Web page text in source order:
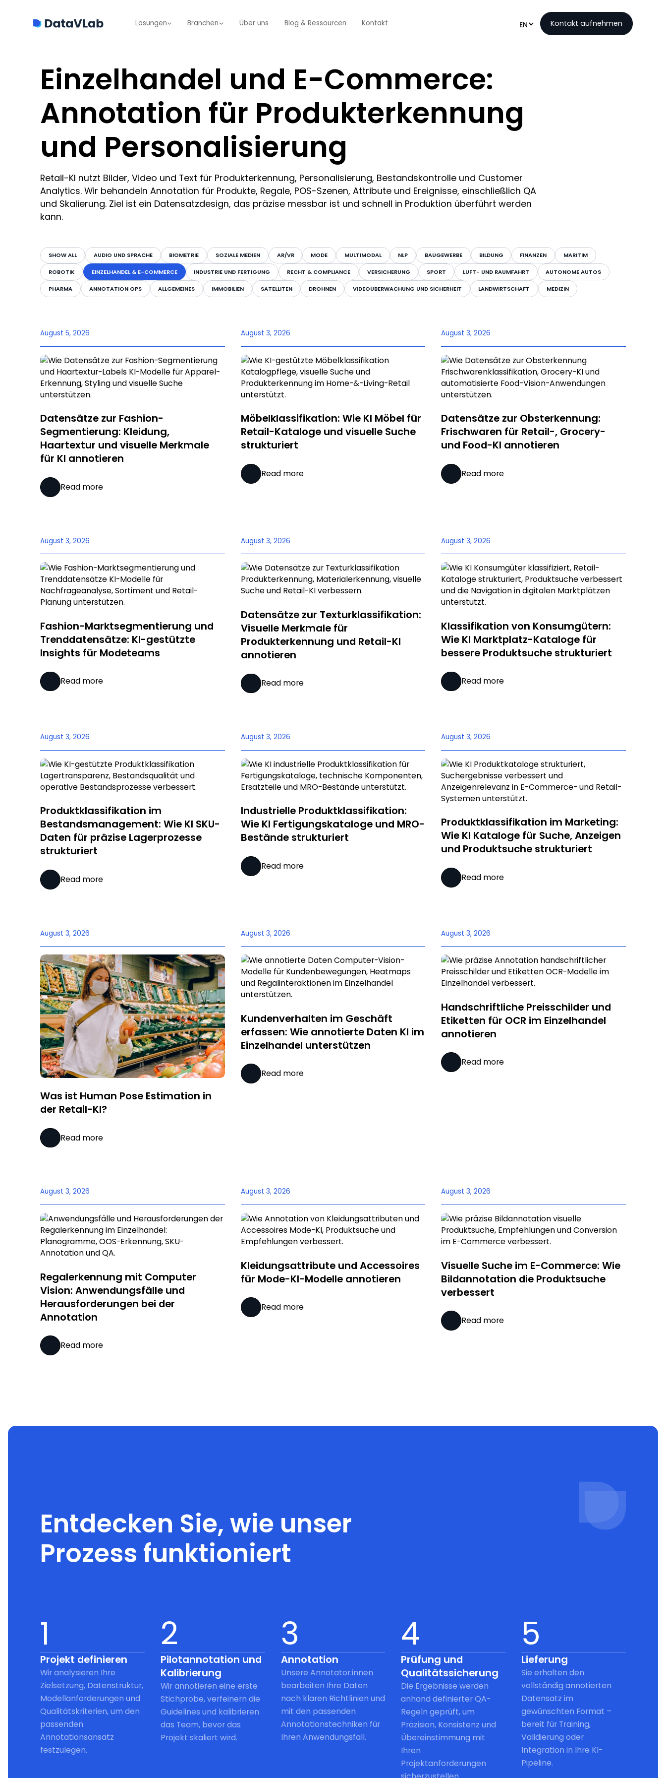
Lösungen Branchen Über uns Blog & Ressourcen Kontakt EN Kontakt aufnehmen
Einzelhandel und E-Commerce:
Annotation für Produkterkennung
und Personalisierung
Retail-KI nutzt Bilder, Video und Text für Produkterkennung, Personalisierung, Bestandskontrolle und Customer
Analytics. Wir behandeln Annotation für Produkte, Regale, POS-Szenen, Attribute und Ereignisse, einschließlich QA
und Skalierung. Ziel ist ein Datensatzdesign, das präzise messbar ist und schnell in Produktion überführt werden
kann.
SHOW ALL AUDIO UND SPRACHE BIOMETRIE SOZIALE MEDIEN AR/VR MODE MULTIMODAL NLP BAUGEWERBE BILDUNG FINANZEN MARITIM
ROBOTIK EINZELHANDEL & E-COMMERCE INDUSTRIE UND FERTIGUNG RECHT & COMPLIANCE VERSICHERUNG SPORT LUFT- UND RAUMFAHRT AUTONOME AUTOS
PHARMA ANNOTATION OPS ALLGEMEINES IMMOBILIEN SATELLITEN DROHNEN VIDEOÜBERWACHUNG UND SICHERHEIT LANDWIRTSCHAFT MEDIZIN
August 5, 2026
Datensätze zur Fashion-
Segmentierung: Kleidung,
Haartextur und visuelle Merkmale
für KI annotieren
Read more
August 3, 2026
Möbelklassifikation: Wie KI Möbel für
Retail-Kataloge und visuelle Suche
strukturiert
Read more
August 3, 2026
Datensätze zur Obsterkennung:
Frischwaren für Retail-, Grocery-
und Food-KI annotieren
Read more
August 3, 2026
Fashion-Marktsegmentierung und
Trenddatensätze: KI-gestützte
Insights für Modeteams
Read more
August 3, 2026
Datensätze zur Texturklassifikation:
Visuelle Merkmale für
Produkterkennung und Retail-KI
annotieren
Read more
August 3, 2026
Klassifikation von Konsumgütern:
Wie KI Marktplatz-Kataloge für
bessere Produktsuche strukturiert
Read more
August 3, 2026
Produktklassifikation im
Bestandsmanagement: Wie KI SKU-
Daten für präzise Lagerprozesse
strukturiert
Read more
August 3, 2026
Industrielle Produktklassifikation:
Wie KI Fertigungskataloge und MRO-
Bestände strukturiert
Read more
August 3, 2026
Produktklassifikation im Marketing:
Wie KI Kataloge für Suche, Anzeigen
und Produktsuche strukturiert
Read more
August 3, 2026
Was ist Human Pose Estimation in
der Retail-KI?
Read more
August 3, 2026
Kundenverhalten im Geschäft
erfassen: Wie annotierte Daten KI im
Einzelhandel unterstützen
Read more
August 3, 2026
Handschriftliche Preisschilder und
Etiketten für OCR im Einzelhandel
annotieren
Read more
August 3, 2026
Regalerkennung mit Computer
Vision: Anwendungsfälle und
Herausforderungen bei der
Annotation
Read more
August 3, 2026
Kleidungsattribute und Accessoires
für Mode-KI-Modelle annotieren
Read more
August 3, 2026
Visuelle Suche im E-Commerce: Wie
Bildannotation die Produktsuche
verbessert
Read more
Entdecken Sie, wie unser
Prozess funktioniert
1
Projekt definieren
Wir analysieren Ihre
Zielsetzung, Datenstruktur,
Modellanforderungen und
Qualitätskriterien, um den
passenden
Annotationsansatz
festzulegen.
2
Pilotannotation und
Kalibrierung
Wir annotieren eine erste
Stichprobe, verfeinern die
Guidelines und kalibrieren
das Team, bevor das
Projekt skaliert wird.
3
Annotation
Unsere Annotator:innen
bearbeiten Ihre Daten
nach klaren Richtlinien und
mit den passenden
Annotationstechniken für
Ihren Anwendungsfall.
4
Prüfung und
Qualitätssicherung
Die Ergebnisse werden
anhand definierter QA-
Regeln geprüft, um
Präzision, Konsistenz und
Übereinstimmung mit
Ihren
Projektanforderungen
5
Lieferung
Sie erhalten den
vollständig annotierten
Datensatz im
gewünschten Format –
bereit für Training,
Validierung oder
Integration in Ihre KI-
Pipeline.